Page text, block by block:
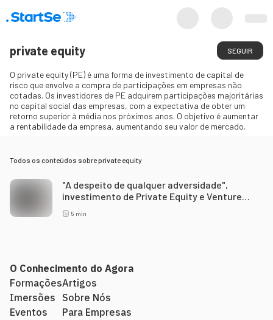
private equity SEGUIR
O private equity (PE) é uma forma de investimento de capital de
risco que envolve a compra de participações em empresas não
cotadas. Os investidores de PE adquirem participações majoritárias
no capital social das empresas, com a expectativa de obter um
retorno superior à média nos próximos anos. O objetivo é aumentar
a rentabilidade da empresa, aumentando seu valor de mercado.
Todos os conteúdos sobreprivate equity
"A despeito de qualquer adversidade",
investimento de Private Equity e Venture
Capital cresce 123% no 3º tri
5 min
O Conhecimento do Agora
Formações
Imersões
Eventos
Artigos
Sobre Nós
Para Empresas